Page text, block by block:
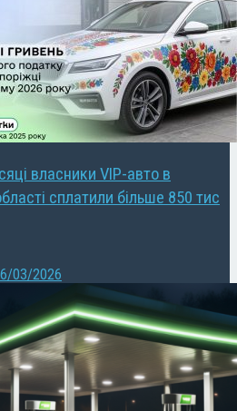
власники VIP-авто в
сплатили більше 850 тис
03/2026